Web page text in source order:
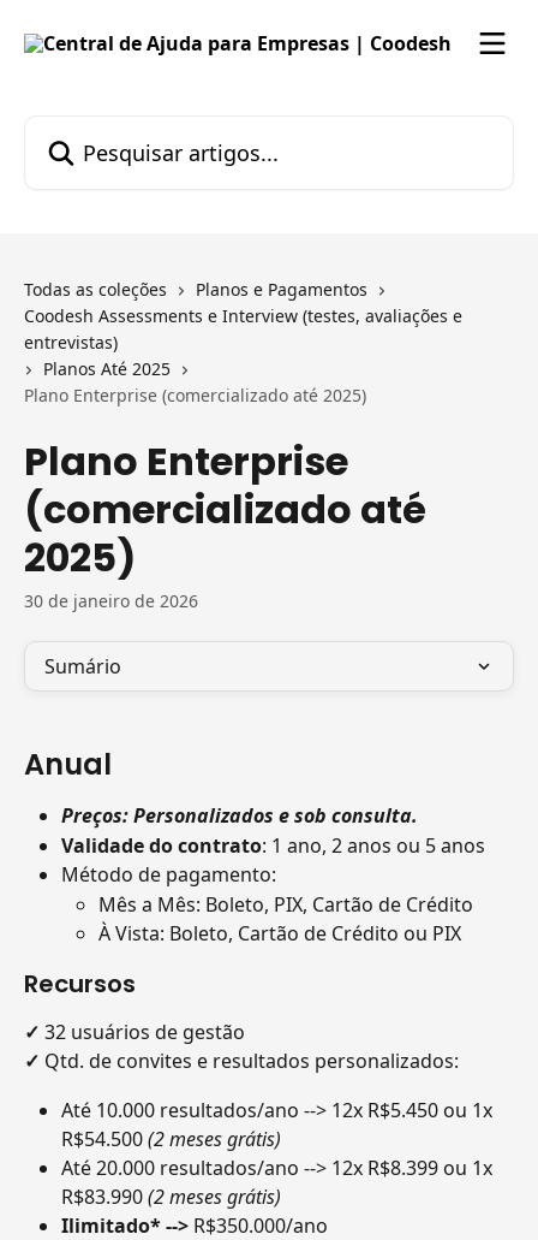
Todas as coleções
Planos e Pagamentos
Coodesh Assessments e Interview (testes, avaliações e
entrevistas)
Planos Até 2025
Plano Enterprise (comercializado até 2025)
Plano Enterprise
(comercializado até
2025)
30 de janeiro de 2026
Sumário
Anual
Preços: Personalizados e sob consulta.
Validade do contrato: 1 ano, 2 anos ou 5 anos
Método de pagamento:
Mês a Mês: Boleto, PIX, Cartão de Crédito
À Vista: Boleto, Cartão de Crédito ou PIX
Recursos
✓ 32 usuários de gestão
✓ Qtd. de convites e resultados personalizados:
Até 10.000 resultados/ano --> 12x R$5.450 ou 1x
R$54.500 (2 meses grátis)
Até 20.000 resultados/ano --> 12x R$8.399 ou 1x
R$83.990 (2 meses grátis)
Ilimitado* --> R$350.000/ano